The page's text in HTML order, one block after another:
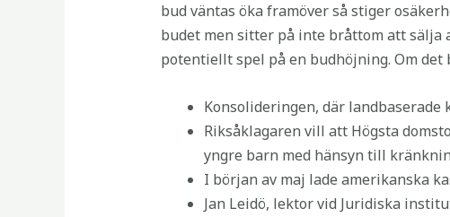
bud väntas öka framöver så stiger
budet men sitter på inte bråttom att
potentiellt spel på en budhöjning. Om
Konsolideringen, där
Riksåklagaren vill att Högsta
yngre barn med hänsyn till
I början av maj lade amerikanska
Jan Leidö, lektor vid Juridiska